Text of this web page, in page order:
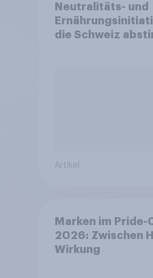
Neutralitäts- und
die Schweiz
Artikel
Marken im Pride-
2026: Zwischen
Wirkung